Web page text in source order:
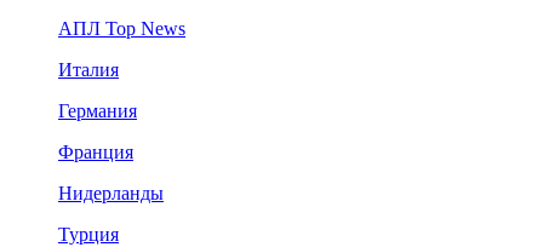
АПЛ Top News
Италия
Германия
Франция
Нидерланды
Турция